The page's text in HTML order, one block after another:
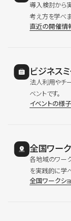
導入検討から
考え方を学べま
直近の開催情
ビジネス
法人利用やチ
ベントです。
イベントの様
全国ワー
各地域のワー
を実践的に学
全国ワークシ